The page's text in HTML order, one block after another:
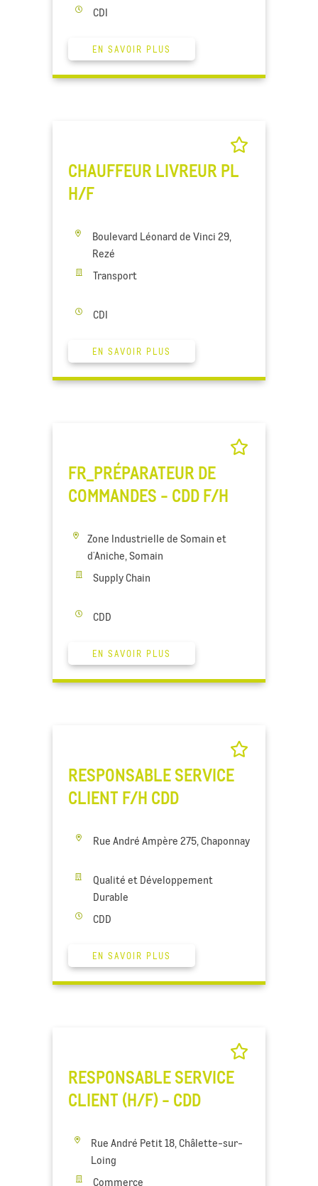
CDI
EN SAVOIR PLUS
CHAUFFEUR LIVREUR PL
H/F
Boulevard Léonard de Vinci 29,
Rezé
CDI
Transport
EN SAVOIR PLUS
FR_PRÉPARATEUR DE
COMMANDES - CDD F/H
Zone Industrielle de Somain et
d'Aniche, Somain
CDD
Supply Chain
EN SAVOIR PLUS
RESPONSABLE SERVICE
CLIENT F/H CDD
Rue André Ampère 275, Chaponnay
CDD
Qualité et Développement
Durable
EN SAVOIR PLUS
RESPONSABLE SERVICE
CLIENT (H/F) - CDD
Rue André Petit 18, Châlette-sur-
Loing
Commerce